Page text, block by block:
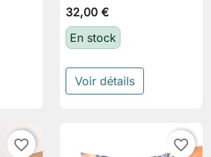
32,00 €
En stock
Voir détails
favorite_border favorite_border